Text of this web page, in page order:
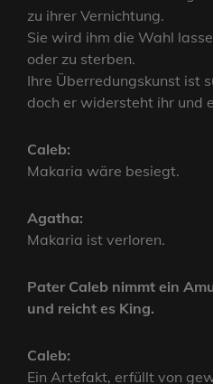
zu ihrer Vernichtung.
Sie wird ihm die Wahl
oder zu sterben.
Ihre Überredungskunst ist
doch er widersteht ihr und
Caleb:
Makaria wäre besiegt.
Agatha:
Makaria ist verloren.
Pater Caleb nimmt ein
und reicht es King.
Caleb:
Ein Artefakt, erfüllt von